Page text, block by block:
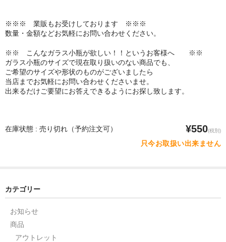
※※※ 業販もお受けしております ※※※
数量・金額などお気軽にお問い合わせください。
※※ こんなガラス小瓶が欲しい！！というお客様へ ※※
ガラス小瓶のサイズで現在取り扱いのない商品でも、
ご希望のサイズや形状のものがございましたら
当店までお気軽にお問い合わせくださいませ。
出来るだけご要望にお答えできるようにお探し致します。
在庫状態 : 売り切れ（予約注文可） ¥550(税別)
只今お取扱い出来ません
カテゴリー
お知らせ
商品
アウトレット